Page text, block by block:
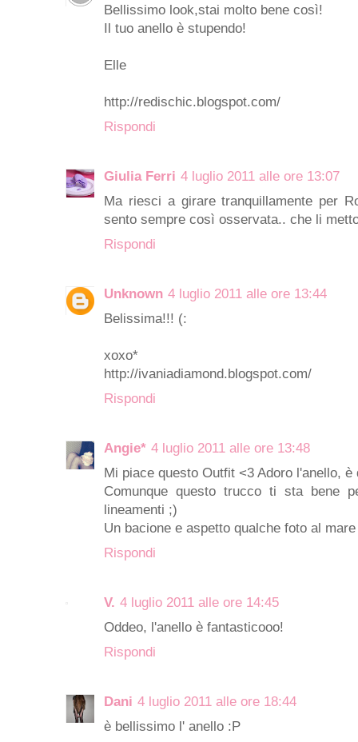
Bellissimo look,stai molto bene così!
Il tuo anello è stupendo!
Elle
http://redischic.blogspot.com/
Rispondi
Giulia Ferri 4 luglio 2011 alle ore 13:07
Ma riesci a girare tranquillamente per
sento sempre così osservata.. che li
Rispondi
Unknown 4 luglio 2011 alle ore 13:44
Belissima!!! (:
xoxo*
http://ivaniadiamond.blogspot.com/
Rispondi
Angie* 4 luglio 2011 alle ore 13:48
Mi piace questo Outfit <3 Adoro l'anello, è
Comunque questo trucco ti sta bene
lineamenti ;)
Un bacione e aspetto qualche foto al
Rispondi
V. 4 luglio 2011 alle ore 14:45
Oddeo, l'anello è fantasticooo!
Rispondi
Dani 4 luglio 2011 alle ore 18:44
è bellissimo l' anello :P